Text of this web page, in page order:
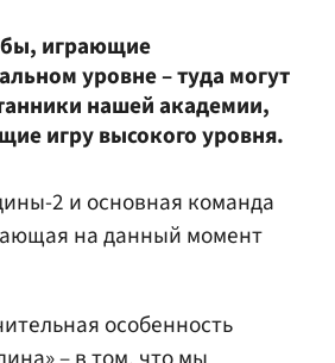
играющие
уровне – туда могут
нашей академии,
игру высокого уровня.
2 и основная команда
на данный момент
особенность